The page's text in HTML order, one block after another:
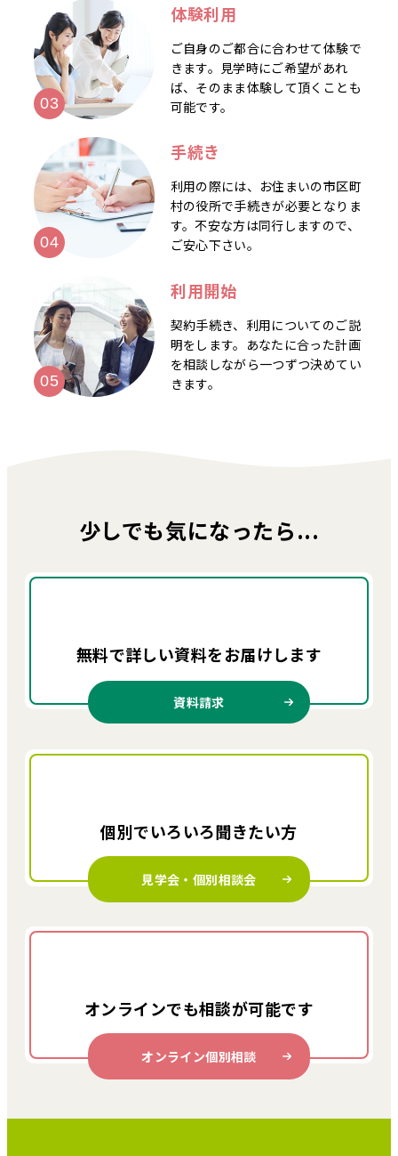
体験利用
ご自身のご都合に合わせて体験で
きます。見学時にご希望があれ
ば、そのまま体験して頂くことも
可能です。
手続き
利用の際には、お住まいの市区町
村の役所で手続きが必要となりま
す。不安な方は同行しますので、
ご安心下さい。
利用開始
契約手続き、利用についてのご説
明をします。あなたに合った計画
を相談しながら一つずつ決めてい
きます。
少しでも気になったら...
無料で詳しい資料をお届けします
資料請求
個別でいろいろ聞きたい方
見学会・個別相談会
オンラインでも相談が可能です
オンライン個別相談